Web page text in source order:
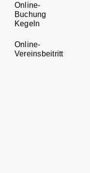
Online-
Buchung
Kegeln
Online-
Vereinsbeitritt